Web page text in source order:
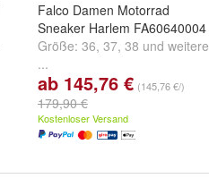
Falco Damen Motorrad
Sneaker Harlem FA60640004
Größe: 36, 37, 38 und weitere
...
ab 145,76 € (145,76 €/)
179,90 €
Kostenloser Versand